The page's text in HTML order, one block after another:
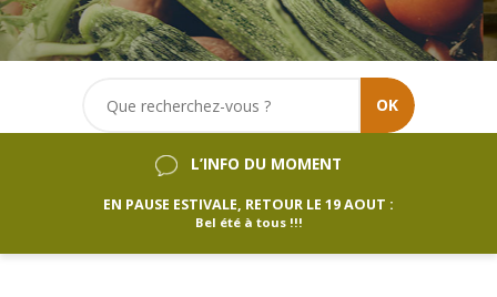
OK
L’INFO DU MOMENT
EN PAUSE ESTIVALE, RETOUR LE 19 AOUT :
Bel été à tous !!!